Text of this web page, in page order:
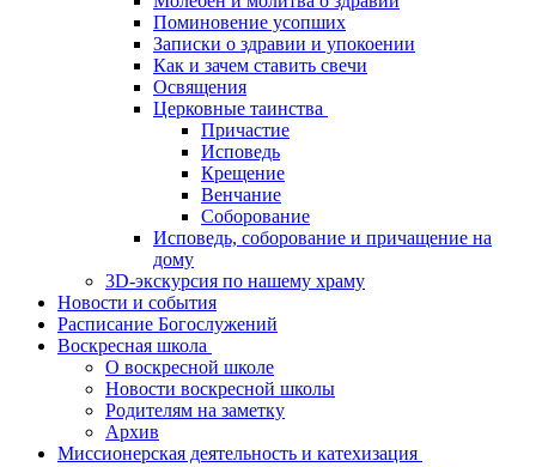
Поминовение усопших
Записки о здравии и упокоении
Как и зачем ставить свечи
Освящения
Церковные таинства
Причастие
Исповедь
Крещение
Венчание
Соборование
Исповедь, соборование и причащение на
дому
3D-экскурсия по нашему храму
Новости и события
Расписание Богослужений
Воскресная школа
О воскресной школе
Новости воскресной школы
Родителям на заметку
Архив
Миссионерская деятельность и катехизация